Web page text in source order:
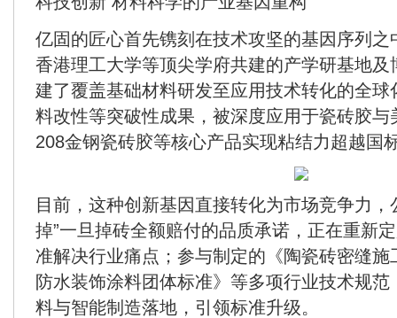
亿固的匠心首先镌刻在技术攻坚的基因序列
香港理工大学等顶尖学府共建的产学研基地
建了覆盖基础材料研发至应用技术转化的全
料改性等突破性成果，被深度应用于瓷砖胶
208金钢瓷砖胶等核心产品实现粘结力超越国
目前，这种创新基因直接转化为市场竞争力，
掉”一旦掉砖全额赔付的品质承诺，正在重新
准解决行业痛点；参与制定的《陶瓷砖密缝
防水装饰涂料团体标准》等多项行业技术规
料与智能制造落地，引领标准升级。